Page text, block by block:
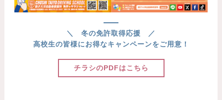
＼ 冬の免許取得応援 ／
高校生の皆様にお得なキャンペーンをご用意！
チラシのPDFはこちら